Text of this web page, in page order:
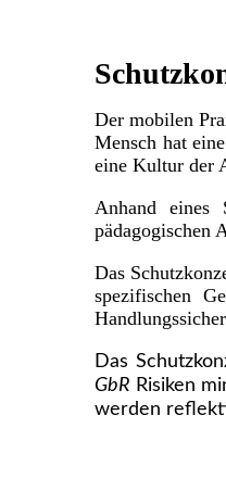
Der mobilen
Mensch hat
eine Kultur der
Anhand eines
pädagogischen
Das
spezifischen
Das
GbR Risiken
werden